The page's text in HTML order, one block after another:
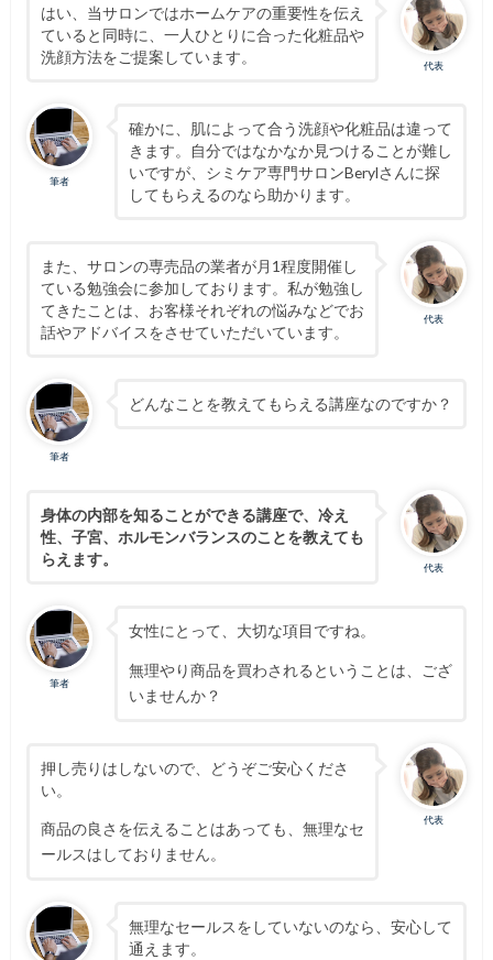
代表
はい、当サロンではホームケアの重要性を伝え
ていると同時に、一人ひとりに合った化粧品や
洗顔方法をご提案しています。
筆者
確かに、肌によって合う洗顔や化粧品は違って
きます。自分ではなかなか見つけることが難し
いですが、シミケア専門サロンBerylさんに探
してもらえるのなら助かります。
代表
また、サロンの専売品の業者が月1程度開催し
ている勉強会に参加しております。私が勉強し
てきたことは、お客様それぞれの悩みなどでお
話やアドバイスをさせていただいています。
筆者
どんなことを教えてもらえる講座なのですか？
代表
身体の内部を知ることができる講座で、冷え
性、子宮、ホルモンバランスのことを教えても
らえます。
筆者
女性にとって、大切な項目ですね。
無理やり商品を買わされるということは、ござ
いませんか？
代表
押し売りはしないので、どうぞご安心くださ
い。
商品の良さを伝えることはあっても、無理なセ
ールスはしておりません。
無理なセールスをしていないのなら、安心して
通えます。